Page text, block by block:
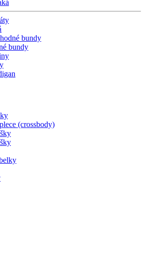
bundy
bundy
(crossbody)